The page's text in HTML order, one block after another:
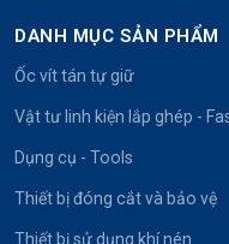
DANH MỤC SẢN PHẨM
Ốc vít tán tự giữ
Vật tư linh kiện lắp ghép -
Dụng cụ - Tools
Thiết bị đóng cắt và bảo vệ
Thiết bị sử dụng khí nén